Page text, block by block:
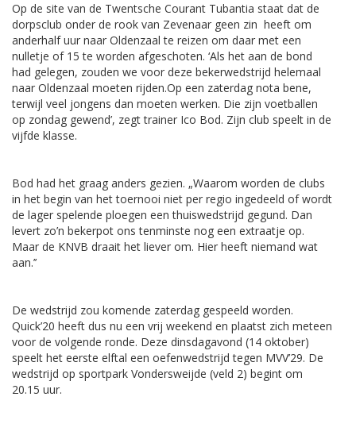
Op de site van de Twentsche Courant Tubantia staat dat de
dorpsclub onder de rook van Zevenaar geen zin heeft om
anderhalf uur naar Oldenzaal te reizen om daar met een
nulletje of 15 te worden afgeschoten. ‘Als het aan de bond
had gelegen, zouden we voor deze bekerwedstrijd helemaal
naar Oldenzaal moeten rijden.Op een zaterdag nota bene,
terwijl veel jongens dan moeten werken. Die zijn voetballen
op zondag gewend’, zegt trainer Ico Bod. Zijn club speelt in de
vijfde klasse.
Bod had het graag anders gezien. „Waarom worden de clubs
in het begin van het toernooi niet per regio ingedeeld of wordt
de lager spelende ploegen een thuiswedstrijd gegund. Dan
levert zo’n bekerpot ons tenminste nog een extraatje op.
Maar de KNVB draait het liever om. Hier heeft niemand wat
aan.’’
De wedstrijd zou komende zaterdag gespeeld worden.
Quick’20 heeft dus nu een vrij weekend en plaatst zich meteen
voor de volgende ronde. Deze dinsdagavond (14 oktober)
speelt het eerste elftal een oefenwedstrijd tegen MVV’29. De
wedstrijd op sportpark Vondersweijde (veld 2) begint om
20.15 uur.